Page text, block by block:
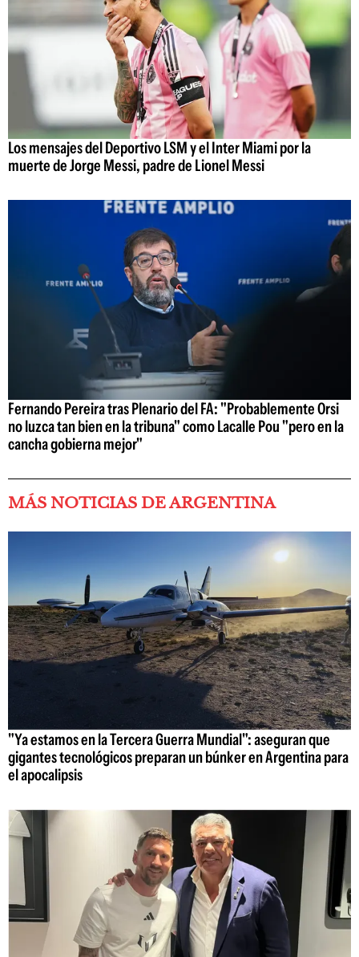
Los mensajes del Deportivo LSM y el Inter Miami por la
muerte de Jorge Messi, padre de Lionel Messi
Fernando Pereira tras Plenario del FA: "Probablemente Orsi
no luzca tan bien en la tribuna" como Lacalle Pou "pero en la
cancha gobierna mejor"
MÁS NOTICIAS DE ARGENTINA
"Ya estamos en la Tercera Guerra Mundial": aseguran que
gigantes tecnológicos preparan un búnker en Argentina para
el apocalipsis